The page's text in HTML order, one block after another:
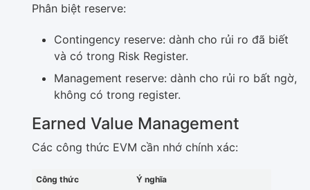
Phân biệt reserve:
Contingency reserve: dành cho rủi ro đã biết
và có trong Risk Register.
Management reserve: dành cho rủi ro bất ngờ,
không có trong register.
Earned Value Management
Các công thức EVM cần nhớ chính xác:
Công thức
Ý nghĩa